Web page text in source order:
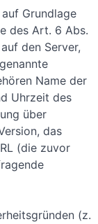
Grundlage
des Art. 6 Abs.
den Server,
Name der
Uhrzeit des
über
das
(die zuvor
(z.